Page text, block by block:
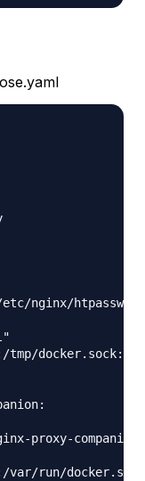
nginx/htpasswd"
tmp/docker.sock:ro"
proxy-companion
var/run/